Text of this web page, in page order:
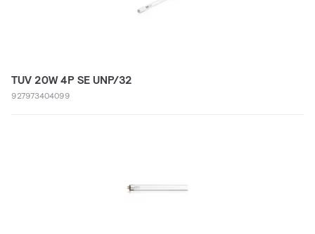
TUV 20W 4P SE UNP/32
927973404099